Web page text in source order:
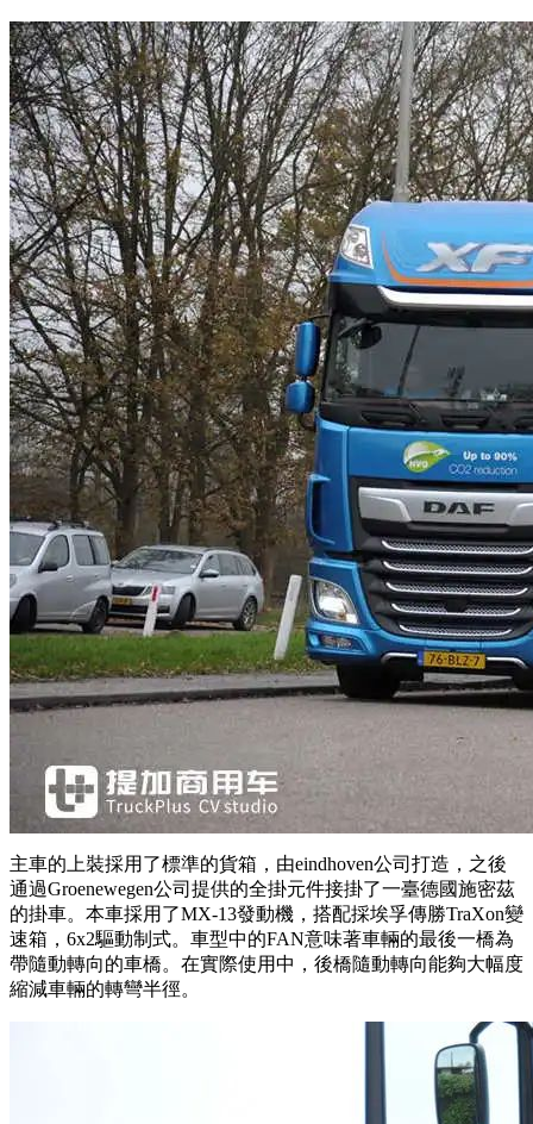
主車的上裝採用了標準的貨箱，由eindhoven公司打造，之後
通過Groenewegen公司提供的全掛元件接掛了一臺德國施密茲
的掛車。本車採用了MX-13發動機，搭配採埃孚傳勝TraXon變
速箱，6x2驅動制式。車型中的FAN意味著車輛的最後一橋為
帶隨動轉向的車橋。在實際使用中，後橋隨動轉向能夠大幅度
縮減車輛的轉彎半徑。